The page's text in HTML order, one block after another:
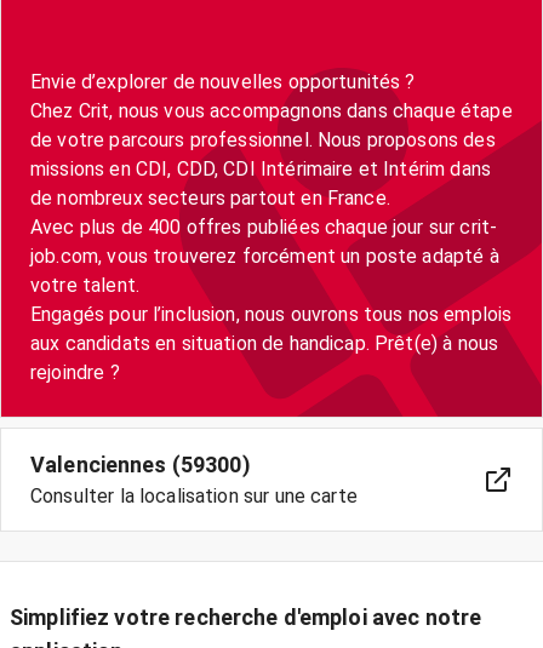
Envie d’explorer de nouvelles opportunités ?
Chez Crit, nous vous accompagnons dans chaque étape
de votre parcours professionnel. Nous proposons des
missions en CDI, CDD, CDI Intérimaire et Intérim dans
de nombreux secteurs partout en France.
Avec plus de 400 offres publiées chaque jour sur crit-
job.com, vous trouverez forcément un poste adapté à
votre talent.
Engagés pour l’inclusion, nous ouvrons tous nos emplois
aux candidats en situation de handicap. Prêt(e) à nous
Valenciennes (59300)
Consulter la localisation sur une carte
Simplifiez votre recherche d'emploi avec notre